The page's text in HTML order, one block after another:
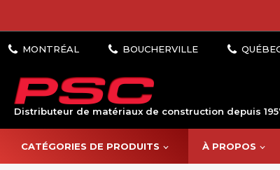
Distributeur de matériaux de construction depuis
CATÉGORIES DE PRODUITS À PROPOS